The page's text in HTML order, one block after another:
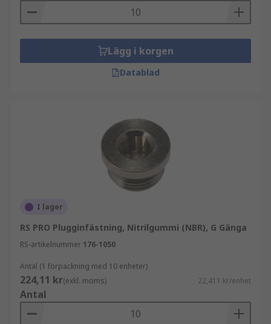
Lägg i korgen
Datablad
I lager
RS PRO Plugginfästning, Nitrilgummi (NBR), G Gänga
RS-artikelnummer 176-1050
Antal (1 förpackning med 10 enheter)
224,11 kr(exkl. moms) 22,411 kr/enhet
Antal